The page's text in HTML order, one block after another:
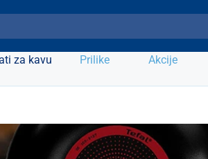
za kavu Prilike Akcije